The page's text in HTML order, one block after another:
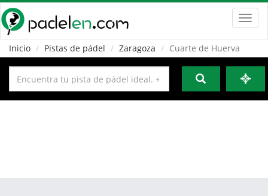
Inicio
Pistas de pádel Zaragoza Cuarte de Huerva